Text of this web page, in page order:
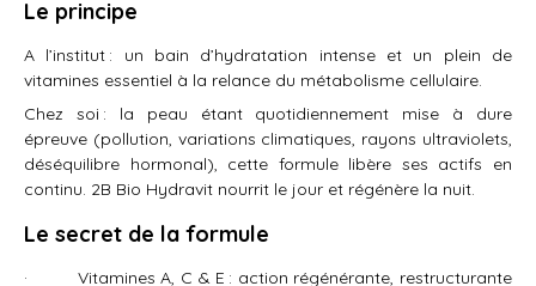
Le principe
A l’institut : un bain d’hydratation intense et un plein de
vitamines essentiel à la relance du métabolisme cellulaire.
Chez soi : la peau étant quotidiennement mise à dure
épreuve (pollution, variations climatiques, rayons ultraviolets,
déséquilibre hormonal), cette formule libère ses actifs en
continu. 2B Bio Hydravit nourrit le jour et régénère la nuit.
Le secret de la formule
· Vitamines A, C & E : action régénérante, restructurante